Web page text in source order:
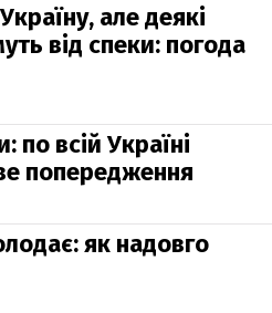
але деякі
від спеки: погода
по всій Україні
попередження
як надовго